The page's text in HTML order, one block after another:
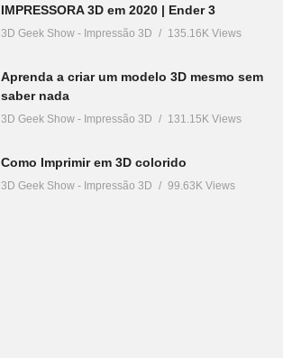
IMPRESSORA 3D em 2020 | Ender 3
3D Geek Show - Impressão 3D 135.16K Views
Aprenda a criar um modelo 3D mesmo sem
saber nada
3D Geek Show - Impressão 3D 131.15K Views
Como Imprimir em 3D colorido
3D Geek Show - Impressão 3D 99.63K Views